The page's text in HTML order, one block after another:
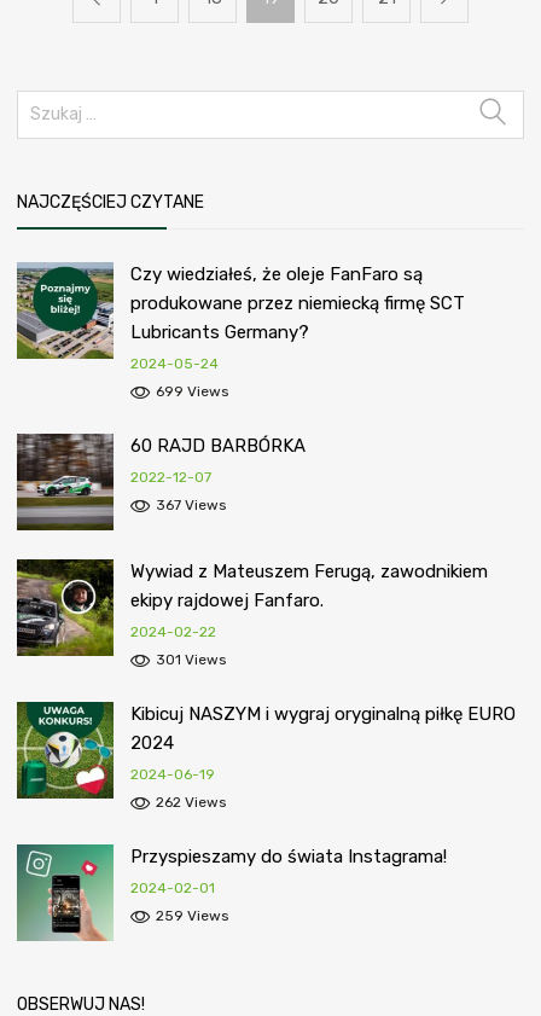
NAJCZĘŚCIEJ CZYTANE
Czy wiedziałeś, że oleje FanFaro są
produkowane przez niemiecką firmę SCT
Lubricants Germany?
2024-05-24
699 Views
60 RAJD BARBÓRKA
2022-12-07
367 Views
Wywiad z Mateuszem Ferugą, zawodnikiem
ekipy rajdowej Fanfaro.
2024-02-22
301 Views
Kibicuj NASZYM i wygraj oryginalną piłkę EURO
2024
2024-06-19
262 Views
Przyspieszamy do świata Instagrama!
2024-02-01
259 Views
OBSERWUJ NAS!